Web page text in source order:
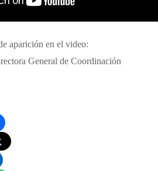
aparición en el video:
General de Coordinación